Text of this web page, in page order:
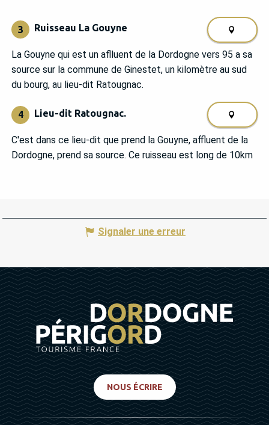
3 Ruisseau La Gouyne
La Gouyne qui est un aflluent de la Dordogne vers 95 a sa
source sur la commune de Ginestet, un kilomètre au sud
du bourg, au lieu-dit Ratougnac.
4 Lieu-dit Ratougnac.
C'est dans ce lieu-dit que prend la Gouyne, affluent de la
Dordogne, prend sa source. Ce ruisseau est long de 10km
Signaler une erreur
NOUS ÉCRIRE